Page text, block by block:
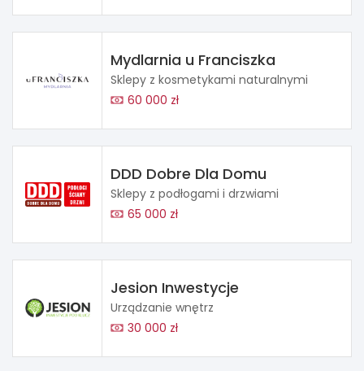
Mydlarnia u Franciszka
Sklepy z kosmetykami naturalnymi
60 000 zł
DDD Dobre Dla Domu
Sklepy z podłogami i drzwiami
65 000 zł
Jesion Inwestycje
Urządzanie wnętrz
30 000 zł